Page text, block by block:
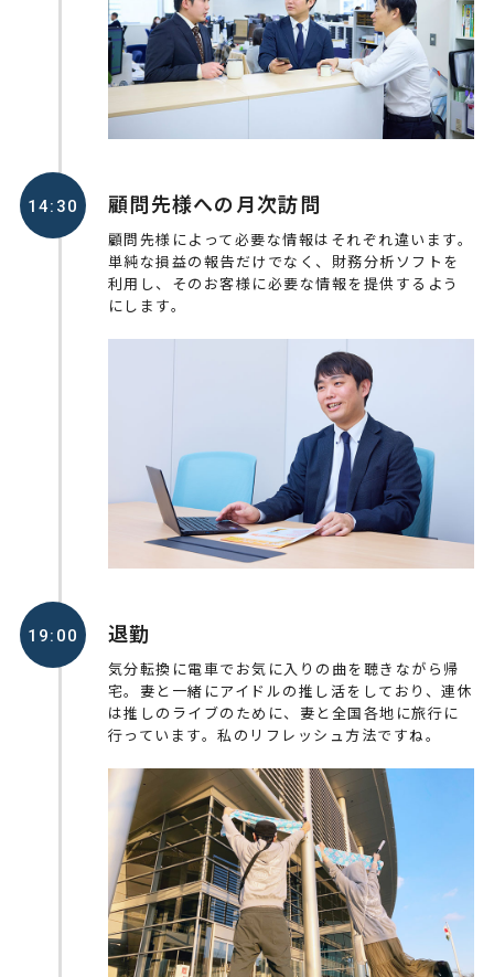
14:30 顧問先様への月次訪問
顧問先様によって必要な情報はそれぞれ違います。
単純な損益の報告だけでなく、財務分析ソフトを
利用し、そのお客様に必要な情報を提供するよう
にします。
19:00 退勤
気分転換に電車でお気に入りの曲を聴きながら帰
宅。妻と一緒にアイドルの推し活をしており、連休
は推しのライブのために、妻と全国各地に旅行に
行っています。私のリフレッシュ方法ですね。